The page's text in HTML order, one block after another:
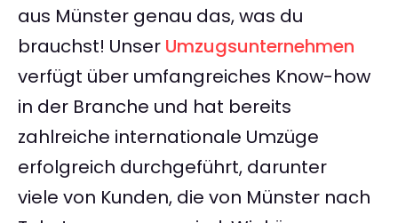
aus Münster genau das, was du
brauchst! Unser Umzugsunternehmen
verfügt über umfangreiches Know-how
in der Branche und hat bereits
zahlreiche internationale Umzüge
erfolgreich durchgeführt, darunter
viele von Kunden, die von Münster nach